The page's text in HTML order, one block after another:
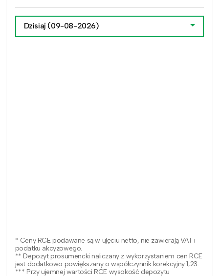
Dzisiaj (09-08-2026)
* Ceny RCE podawane są w ujęciu netto, nie zawierają VAT i
podatku akcyzowego.
** Depozyt prosumencki naliczany z wykorzystaniem cen RCE
jest dodatkowo powiększany o współczynnik korekcyjny 1,23.
*** Przy ujemnej wartości RCE wysokość depozytu